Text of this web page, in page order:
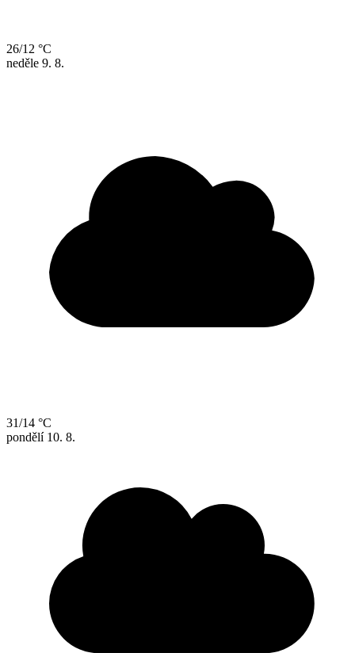
26/12 °C
neděle 9. 8.
31/14 °C
pondělí 10. 8.